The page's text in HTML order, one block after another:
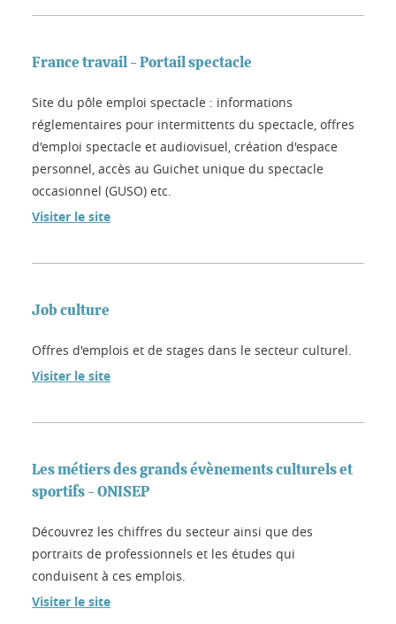
France travail - Portail spectacle
Site du pôle emploi spectacle : informations
réglementaires pour intermittents du spectacle, offres
d'emploi spectacle et audiovisuel, création d'espace
personnel, accès au Guichet unique du spectacle
occasionnel (GUSO) etc.
Visiter le site
Job culture
Offres d'emplois et de stages dans le secteur culturel.
Visiter le site
Les métiers des grands évènements culturels et
sportifs - ONISEP
Découvrez les chiffres du secteur ainsi que des
portraits de professionnels et les études qui
conduisent à ces emplois.
Visiter le site